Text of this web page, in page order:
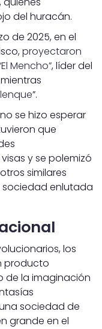
del huracán.
de 2025, en el
proyectaron
Mencho”, líder del
”.
se hizo esperar
que
y se polemizó
similares
enlutada
los
producto
de la imaginación
sociedad de
grande en el